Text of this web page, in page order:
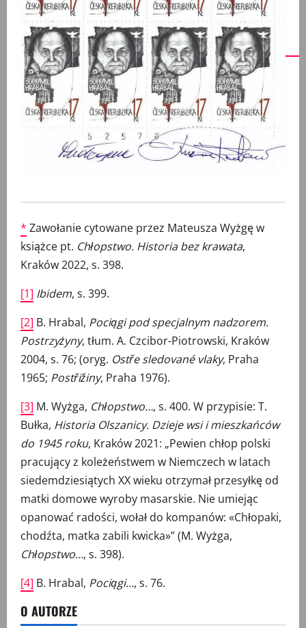
* Zawołanie cytowane przez Mateusza Wyżgę w
książce pt. Chłopstwo. Historia bez krawata,
Kraków 2022, s. 398.
[1] Ibidem, s. 399.
[2] B. Hrabal, Pociągi pod specjalnym nadzorem.
Postrzyżyny, tłum. A. Czcibor-Piotrowski, Kraków
2004, s. 76; (oryg. Ostře sledované vlaky, Praha
1965; Postřižiny, Praha 1976).
[3] M. Wyżga, Chłopstwo…, s. 400. W przypisie: T.
Bułka, Historia Olszanicy. Dzieje wsi i mieszkańców
do 1945 roku, Kraków 2021: „Pewien chłop polski
pracujący z koleżeństwem w Niemczech w latach
siedemdziesiątych XX wieku otrzymał przesyłkę od
matki domowe wyroby masarskie. Nie umiejąc
opanować radości, wołał do kompanów: «Chłopaki,
chodźta, matka zabili kwicka»” (M. Wyżga,
Chłopstwo…, s. 398).
[4] B. Hrabal, Pociągi…, s. 76.
O AUTORZE